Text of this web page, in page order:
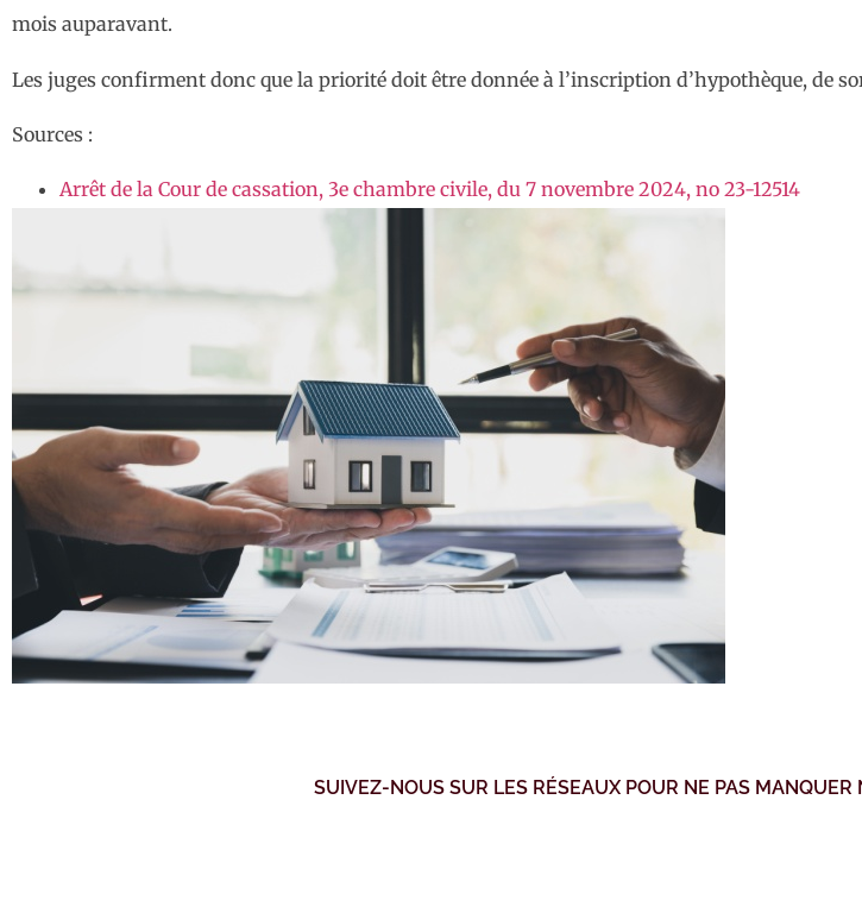
mois auparavant.
Les juges confirment donc que la priorité doit être donnée à l’inscription d’hypothèque, de
Sources :
Arrêt de la Cour de cassation, 3e chambre civile, du 7 novembre 2024, no 23-12514
SUIVEZ-NOUS SUR LES RÉSEAUX POUR NE PAS MANQUER